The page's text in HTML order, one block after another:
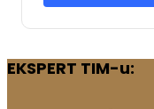
EKSPERT TIM-u: